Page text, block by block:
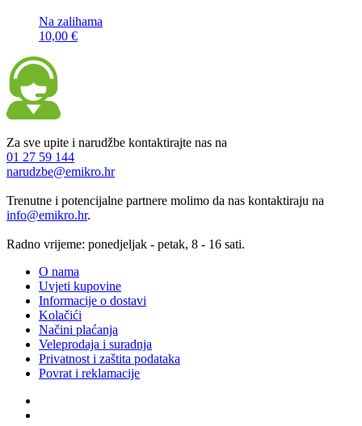
Na zalihama
10,00 €
Za sve upite i narudžbe kontaktirajte nas na
01 27 59 144
narudzbe@emikro.hr
Trenutne i potencijalne partnere molimo da nas kontaktiraju na
info@emikro.hr.
Radno vrijeme: ponedjeljak - petak, 8 - 16 sati.
O nama
Uvjeti kupovine
Informacije o dostavi
Kolačići
Načini plaćanja
Veleprodaja i suradnja
Privatnost i zaštita podataka
Povrat i reklamacije